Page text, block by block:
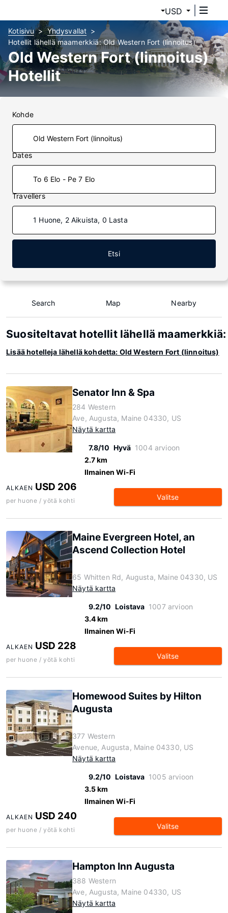
USD
Kotisivu
Yhdysvallat
Hotellit lähellä maamerkkiä: Old Western Fort (linnoitus)
Old Western Fort (linnoitus)
Hotellit
Kohde
Dates
To 6 Elo - Pe 7 Elo
Travellers
1 Huone, 2 Aikuista, 0 Lasta
Etsi
Search Map Nearby
Suositeltavat hotellit lähellä
Lisää hotelleja lähellä kohdetta: Old Western Fort (linnoitus)
Senator Inn & Spa
284 Western
Ave, Augusta, Maine 04330, US
Näytä kartta
7.8/10 Hyvä 1004 arvioon
2.7 km
Ilmainen Wi-Fi
ALKAEN USD 206
per huone / yötä kohti Valitse
Maine Evergreen Hotel, an
Ascend Collection Hotel
65 Whitten Rd, Augusta, Maine 04330, US
Näytä kartta
9.2/10 Loistava 1007 arvioon
3.4 km
Ilmainen Wi-Fi
ALKAEN USD 228
per huone / yötä kohti Valitse
Homewood Suites by Hilton
Augusta
377 Western
Avenue, Augusta, Maine 04330, US
Näytä kartta
9.2/10 Loistava 1005 arvioon
3.5 km
Ilmainen Wi-Fi
ALKAEN USD 240
per huone / yötä kohti Valitse
Hampton Inn Augusta
388 Western
Ave, Augusta, Maine 04330, US
Näytä kartta